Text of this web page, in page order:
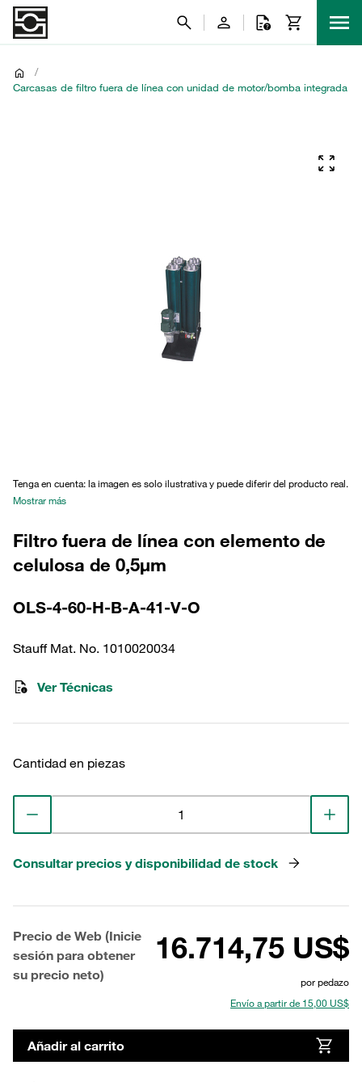
/
Carcasas de filtro fuera de línea con unidad de motor/bomba integrada
Tenga en cuenta: la imagen es solo ilustrativa y puede diferir del producto real.
Mostrar más
Filtro fuera de línea con elemento de
celulosa de 0,5µm
OLS-4-60-H-B-A-41-V-O
Stauff Mat. No. 1010020034
Ver Técnicas
Cantidad en piezas
Consultar precios y disponibilidad de stock
Precio de Web (Inicie
sesión para obtener
su precio neto)
16.714,75 US$
por pedazo
Envío a partir de 15,00 US$
Añadir al carrito